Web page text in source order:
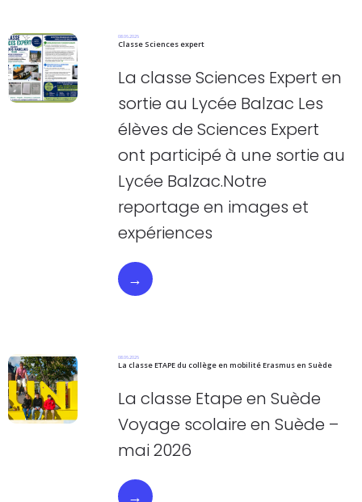
08.06.2026
Classe Sciences expert
La classe Sciences Expert en
sortie au Lycée Balzac Les
élèves de Sciences Expert
ont participé à une sortie au
Lycée Balzac.Notre
reportage en images et
expériences
→
08.06.2026
La classe ETAPE du collège en mobilité Erasmus en Suède
La classe Etape en Suède
Voyage scolaire en Suède –
mai 2026
→